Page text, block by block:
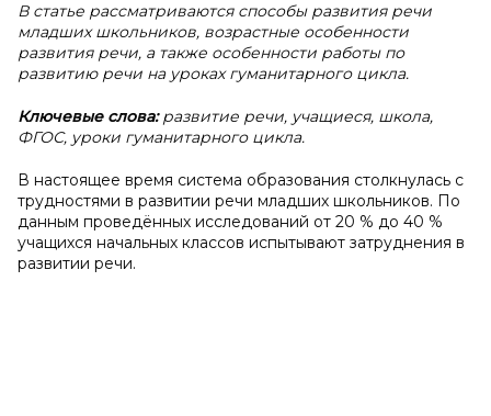
В статье рассматриваются способы развития речи
младших школьников, возрастные особенности
развития речи, а также особенности работы по
развитию речи на уроках гуманитарного цикла.
Ключевые слова:развитие речи, учащиеся, школа,
ФГОС, уроки гуманитарного цикла.
В настоящее время система образования столкнулась с
трудностями в развитии речи младших школьников. По
данным проведённых исследований от 20 % до 40 %
учащихся начальных классов испытывают затруднения в
развитии речи.